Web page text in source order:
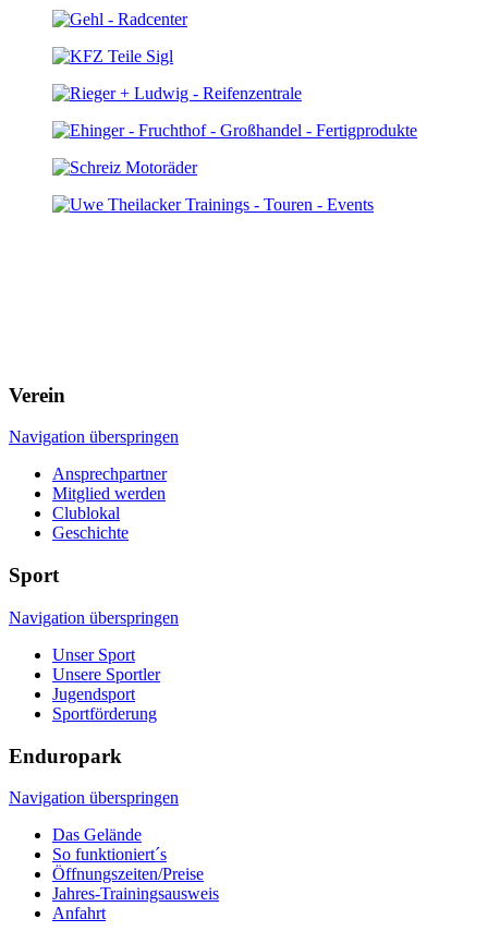
Verein
Navigation überspringen
Ansprechpartner
Mitglied werden
Clublokal
Geschichte
Sport
Navigation überspringen
Unser Sport
Unsere Sportler
Jugendsport
Sportförderung
Enduropark
Navigation überspringen
Das Gelände
So funktioniert´s
Öffnungszeiten/Preise
Jahres-Trainingsausweis
Anfahrt